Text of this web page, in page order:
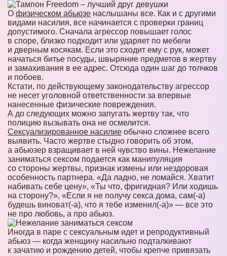
О физическом абьюзе наслышаны все. Как и с другими
видами насилия, все начинается с проверки границ
допустимого. Сначала агрессор повышает голос
в споре, близко подходит или ударяет по мебели
и дверным косякам. Если это сходит ему с рук, может
начаться битье посуды, швыряние предметов в жертву
и замахивания в ее адрес. Отсюда один шаг до толчков
и побоев.
Кстати, по действующему законодательству агрессор
не несет уголовной ответственности за впервые
нанесенные физические повреждения.
А до следующих можно запугать жертву так, что
полицию вызывать она не осмелится.
Сексуализированное насилие обычно сложнее всего
выявить. Часто жертве стыдно говорить об этом,
а абьюзер взращивает в ней чувство вины. Нежелание
заниматься сексом подается как манипуляция
со стороны жертвы, признак измены или нездоровая
особенность партнера. «Да ладно, не ломайся. Хватит
набивать себе цену», «Ты что, фригидная? Или ходишь
на сторону?», «Если я не получу секса дома, сам(-а)
будешь виноват(-а), что я тебе изменил(-а)» — все это
не про любовь, а про абьюз.
Иногда в паре с сексуальным идет и репродуктивный
абьюз — когда женщину насильно подталкивают
к зачатию и рождению детей, чтобы крепче привязать